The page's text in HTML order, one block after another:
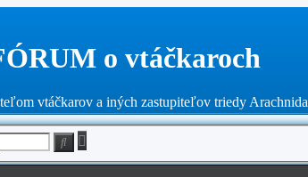
o vtáčkaroch
vtáčkarov a iných zastupiteľov triedy Arachnida
vyhľadávanie